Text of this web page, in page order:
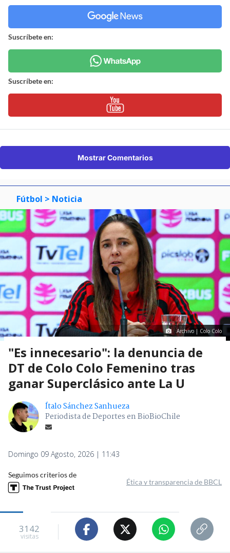
Suscríbete en:
Suscríbete en:
Mostrar Comentarios
Fútbol > Noticia
Archivo | Colo Colo
"Es innecesario": la denuncia de
DT de Colo Colo Femenino tras
ganar Superclásico ante La U
Ítalo Sánchez Sanhueza
Periodista de Deportes en BioBioChile
Domingo 09 Agosto, 2026 | 11:43
Seguimos criterios de
Ética y transparencia de BBCL
3142
visitas